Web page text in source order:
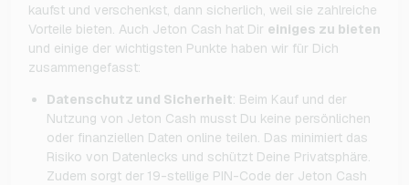
kaufst und verschenkst, dann sicherlich, weil sie zahlreiche
Vorteile bieten. Auch Jeton Cash hat Dir einiges zu bieten
und einige der wichtigsten Punkte haben wir für Dich
zusammengefasst:
Datenschutz und Sicherheit: Beim Kauf und der
Nutzung von Jeton Cash musst Du keine persönlichen
oder finanziellen Daten online teilen. Das minimiert das
Risiko von Datenlecks und schützt Deine Privatsphäre.
Zudem sorgt der 19-stellige PIN-Code der Jeton Cash